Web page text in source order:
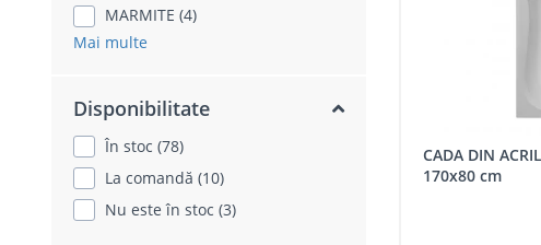
MARMITE (4)
Mai multe
Disponibilitate
În stoc (78)
La comandă (10)
Nu este în stoc (3)
CADA DIN ACRIL BELFORM LIRIA
170x80 cm